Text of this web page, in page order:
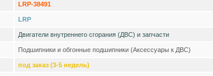
LRP-38491
LRP
Двигатели внутреннего сгорания (ДВС) и запчасти
Подшипники и обгонные подшипники (Аксессуары к ДВС)
под заказ (3-5 недель)